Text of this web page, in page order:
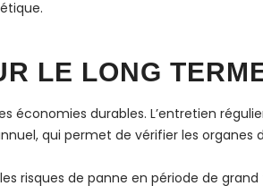
LE LONG
durables. L’entretien
qui permet de vérifier les organes
risques de panne en période de